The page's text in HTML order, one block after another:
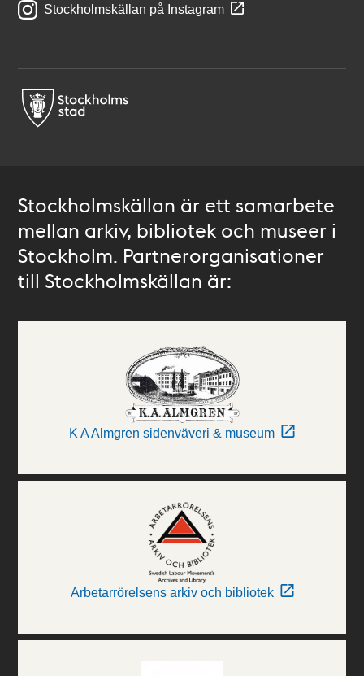
Stockholmskällan på Instagram
Stockholmskällan är ett samarbete
mellan arkiv, bibliotek och museer i
Stockholm. Partnerorganisationer
till Stockholmskällan är:
K A Almgren sidenväveri & museum
Arbetarrörelsens arkiv och bibliotek